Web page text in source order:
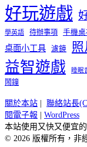
好玩遊戲
學英語 待辦事項 手機桌
桌面小工具 濾鏡
益智遊戲 睡眠
鬧鐘
關於本站 聯絡站長
閱電子報
WordPress
本站使用又快又便宜的
© 2026 版權所有，非